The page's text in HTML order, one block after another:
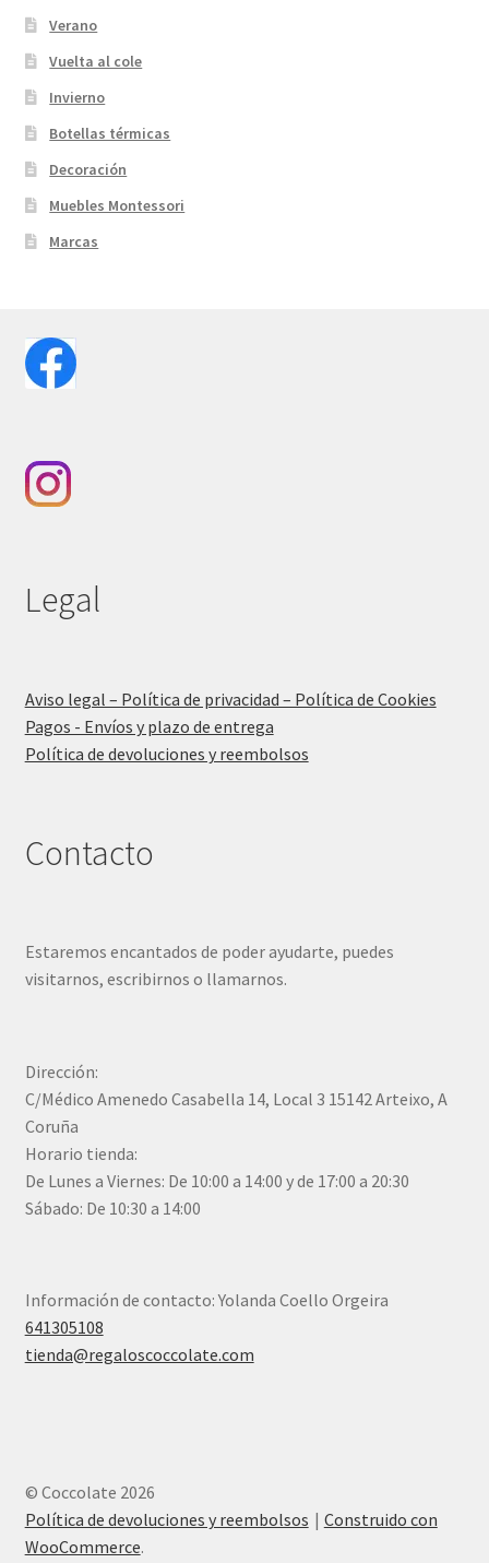
Verano
Vuelta al cole
Invierno
Botellas térmicas
Decoración
Muebles Montessori
Marcas
Legal
Aviso legal – Política de privacidad – Política de Cookies
Pagos - Envíos y plazo de entrega
Política de devoluciones y reembolsos
Contacto
Estaremos encantados de poder ayudarte, puedes
visitarnos, escribirnos o llamarnos.
Dirección:
C/Médico Amenedo Casabella 14, Local 3 15142 Arteixo, A
Coruña
Horario tienda:
De Lunes a Viernes: De 10:00 a 14:00 y de 17:00 a 20:30
Sábado: De 10:30 a 14:00
Información de contacto: Yolanda Coello Orgeira
641305108
tienda@regaloscoccolate.com
© Coccolate 2026
Política de devoluciones y reembolsos
Construido con
WooCommerce.